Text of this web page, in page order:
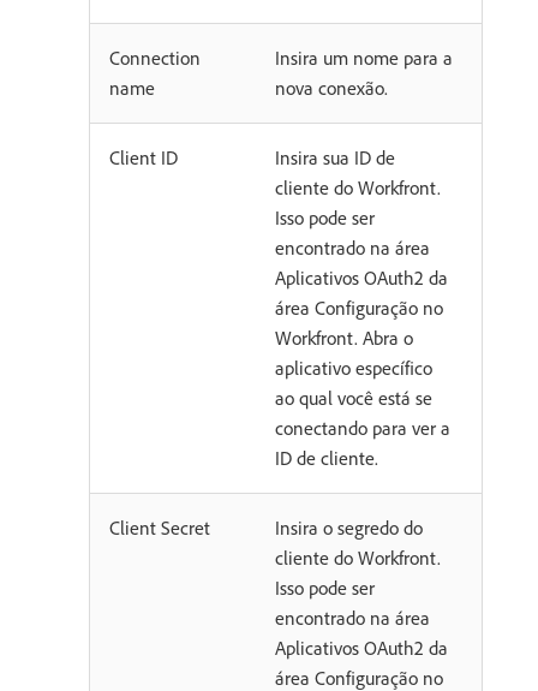
Connection
name
Insira um nome para a
nova conexão.
Client ID
Insira sua ID de
cliente do Workfront.
Isso pode ser
encontrado na área
Aplicativos OAuth2 da
área Configuração no
Workfront. Abra o
aplicativo específico
ao qual você está se
conectando para ver a
ID de cliente.
Client Secret
Insira o segredo do
cliente do Workfront.
Isso pode ser
encontrado na área
Aplicativos OAuth2 da
área Configuração no